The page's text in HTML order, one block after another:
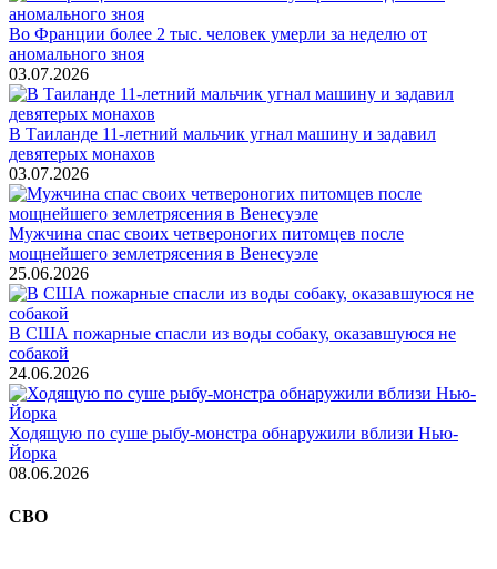
Во Франции более 2 тыс. человек умерли за неделю от
аномального зноя
03.07.2026
В Таиланде 11-летний мальчик угнал машину и задавил
девятерых монахов
03.07.2026
Мужчина спас своих четвероногих питомцев после
мощнейшего землетрясения в Венесуэле
25.06.2026
В США пожарные спасли из воды собаку, оказавшуюся не
собакой
24.06.2026
Ходящую по суше рыбу-монстра обнаружили вблизи Нью-
Йорка
08.06.2026
СВО